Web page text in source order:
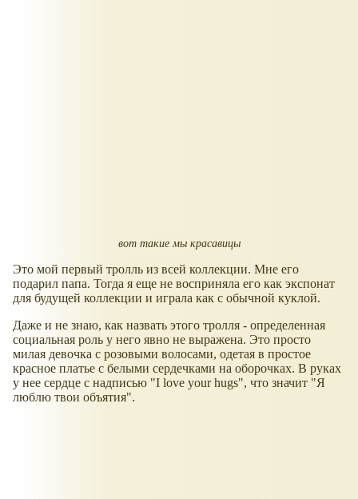
вот такие мы красавицы
Это мой первый тролль из всей коллекции. Мне его
подарил папа. Тогда я еще не восприняла его как экспонат
для будущей коллекции и играла как с обычной куклой.
Даже и не знаю, как назвать этого тролля - определенная
социальная роль у него явно не выражена. Это просто
милая девочка с розовыми волосами, одетая в простое
красное платье с белыми сердечками на оборочках. В руках
у нее сердце с надписью "I love your hugs", что значит "Я
люблю твои объятия".